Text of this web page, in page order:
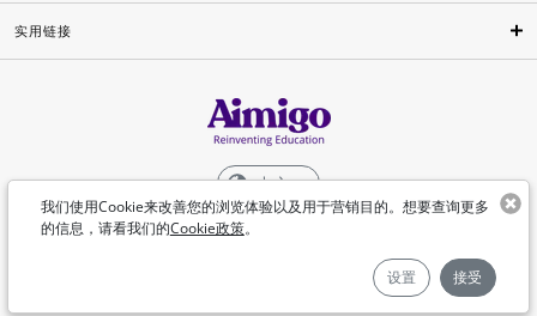
我们使用Cookie来改善您的浏览体验以及用于营销目的。想要查询更多
的信息，请看我们的Cookie政策。
设置 接受
实用链接
中文
©Aimigo 2026